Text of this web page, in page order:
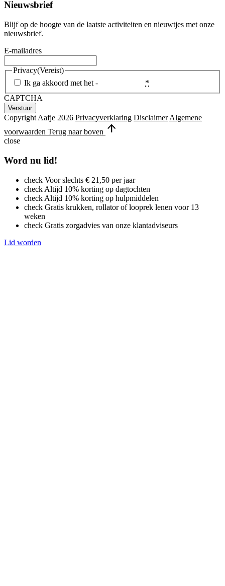
Nieuwsbrief
Blijf op de hoogte van de laatste activiteiten en nieuwtjes met onze
nieuwsbrief.
E-mailadres
Privacy(Vereist)
Ik ga akkoord met het -
*
CAPTCHA
Copyright Aafje 2026 Privacyverklaring Disclaimer Algemene
voorwaarden Terug naar boven arrow_upward
close
Word nu lid!
check Voor slechts € 21,50 per jaar
check Altijd 10% korting op dagtochten
check Altijd 10% korting op hulpmiddelen
check Gratis krukken, rollator of looprek lenen voor 13
weken
check Gratis zorgadvies van onze klantadviseurs
Lid worden